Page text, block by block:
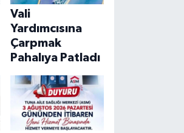
Vali
Yardımcısına
Çarpmak
Pahalıya Patladı